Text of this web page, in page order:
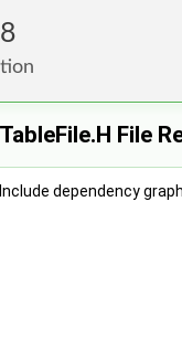
8
Foundation
TableFile.H File
Include dependency